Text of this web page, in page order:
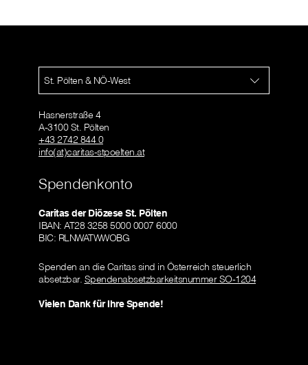
St. Pölten & NÖ-West
Hasnerstraße 4
A-3100 St. Pölten
+43 2742 844 0
info(at)caritas-stpoelten.at
Spendenkonto
Caritas der Diözese St. Pölten
IBAN: AT28 3258 5000 0007 6000
BIC: RLNWATWWOBG
Spenden an die Caritas sind in Österreich steuerlich
absetzbar. Spendenabsetzbarkeitsnummer SO-1204
Vielen Dank für Ihre Spende!